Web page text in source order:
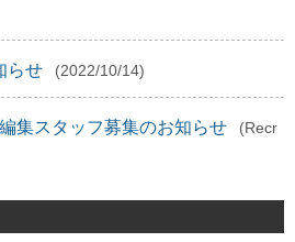
らせ (2022/10/14)
集スタッフ募集のお知らせ
(Recr